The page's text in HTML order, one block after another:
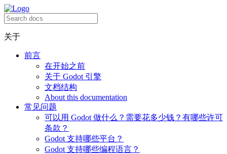
关于
前言
在开始之前
关于 Godot 引擎
文档结构
About this documentation
常见问题
可以用 Godot 做什么？需要花多少钱？有哪些许可
条款？
Godot 支持哪些平台？
Godot 支持哪些编程语言？